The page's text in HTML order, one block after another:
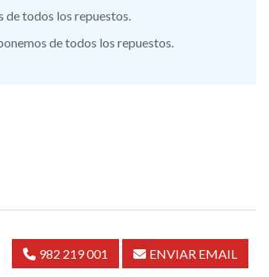
de todos los repuestos.
de todos los repuestos.
982 219 001 ENVIAR EMAIL